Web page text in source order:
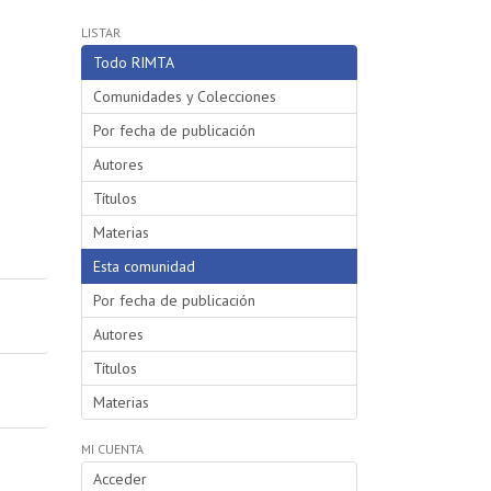
LISTAR
Todo RIMTA
Comunidades y Colecciones
Por fecha de publicación
Autores
Títulos
Materias
Esta comunidad
Por fecha de publicación
Autores
Títulos
Materias
MI CUENTA
Acceder